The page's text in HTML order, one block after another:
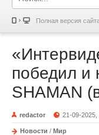
Полная версия
победил и
SHAMAN
redactor 21-09-2025,
Новости / Мир